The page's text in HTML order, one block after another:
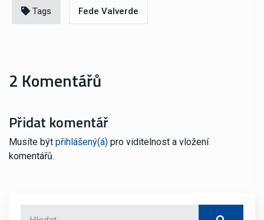
Tags Fede Valverde
2 Komentářů
Přidat komentář
Musíte být přihlášený(á) pro viditelnost a vložení
komentářů.